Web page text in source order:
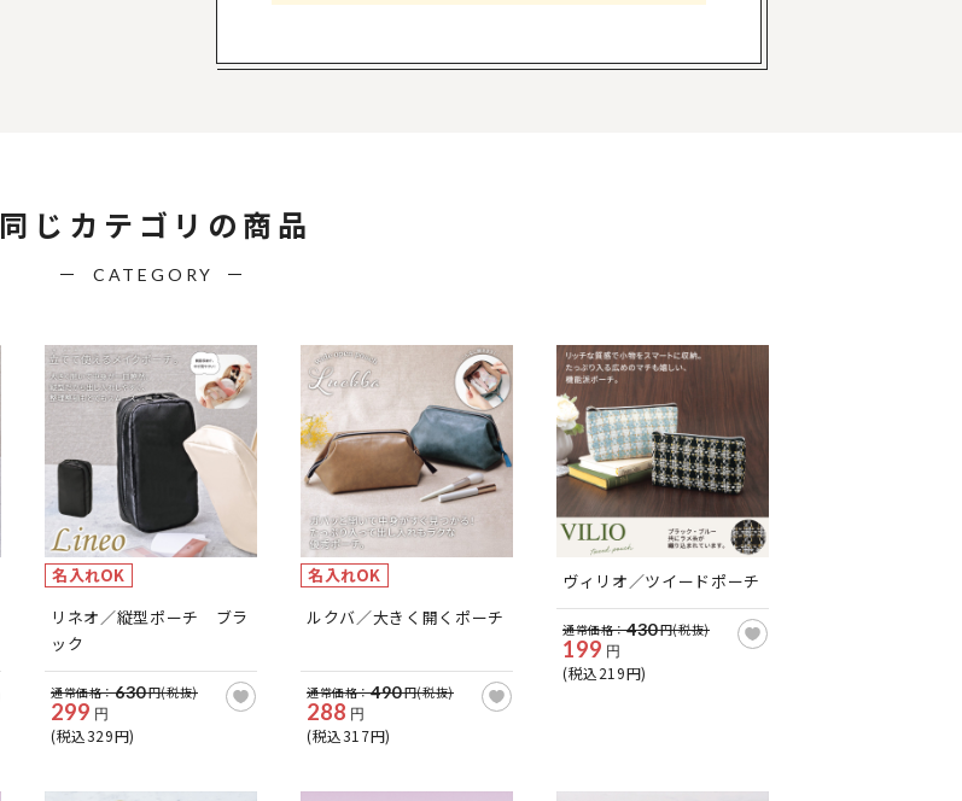
同じカテゴリの商品
CATEGORY
名入れOK
リネオ／縦型ポーチ ブラ
ック
通常価格：630円(税抜)
299 円
(税込329円)
名入れOK
ルクバ／大きく開くポーチ
通常価格：490円(税抜)
288 円
(税込317円)
ヴィリオ／ツイードポーチ
通常価格：430円(税抜)
199 円
(税込219円)